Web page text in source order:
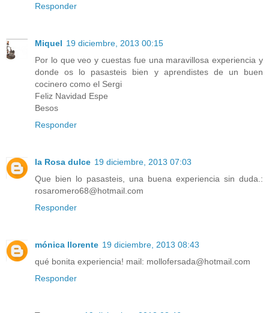
Responder
Miquel 19 diciembre, 2013 00:15
Por lo que veo y cuestas fue una maravillosa experiencia y
donde os lo pasasteis bien y aprendistes de un buen
cocinero como el Sergi
Feliz Navidad Espe
Besos
Responder
la Rosa dulce 19 diciembre, 2013 07:03
Que bien lo pasasteis, una buena experiencia sin duda.:
rosaromero68@hotmail.com
Responder
mónica llorente 19 diciembre, 2013 08:43
qué bonita experiencia! mail: mollofersada@hotmail.com
Responder